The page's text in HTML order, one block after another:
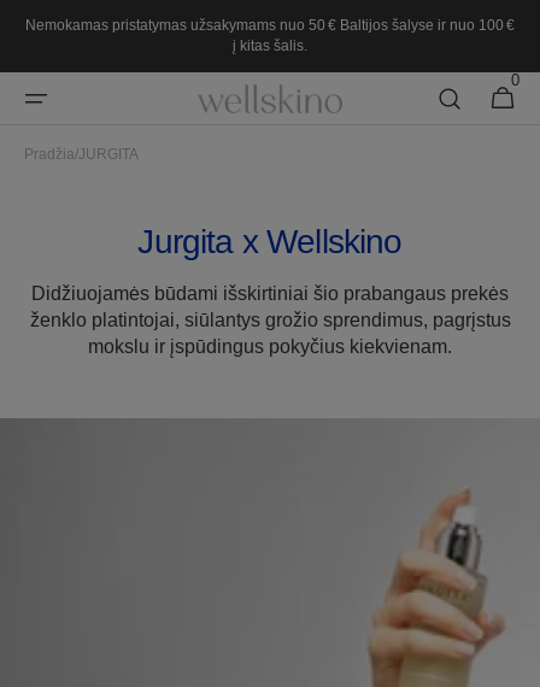
prie
Nemokamas pristatymas užsakymams nuo 50 € Baltijos šalyse ir nuo 100 €
į kitas šalis.
0
prekės
Pradžia/JURGITA
Jurgita x Wellskino
Didžiuojamės būdami išskirtiniai šio prabangaus prekės
ženklo platintojai, siūlantys grožio sprendimus, pagrįstus
mokslu ir įspūdingus pokyčius kiekvienam.